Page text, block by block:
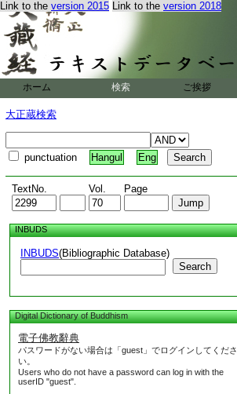
Link to the version 2015 Link to the version 2018
ホーム 検索 ご挨拶
大正蔵検索
punctuation Hangul Eng
TextNo. Vol. Page
INBUDS
INBUDS(Bibliographic Database)
Search
Digital Dictionary of Buddhism
電子佛教辭典
パスワードがない場合は「guest」でログインしてくださ
い。
Users who do not have a password can log in with the
userID "guest".